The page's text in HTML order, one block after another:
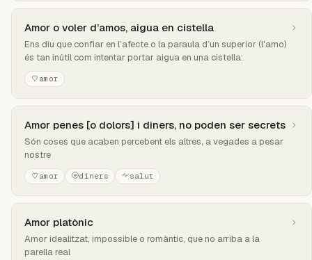
Amor o voler d’amos, aigua en cistella
Ens diu que confiar en l’afecte o la paraula d’un superior (l'amo)
és tan inútil com intentar portar aigua en una cistella:
amor
Amor penes [o dolors] i diners, no poden ser secrets
Són coses que acaben percebent els altres, a vegades a pesar
nostre
amor diners salut
Amor platònic
Amor idealitzat, impossible o romàntic, que no arriba a la
parella real